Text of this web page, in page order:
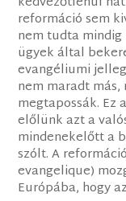
reformáció sem
nem tudta
ügyek által
evangéliumi
nem maradt
megtapossák. Ez
előlünk azt a
mindenekelőtt a
szólt. A reformáció
evangelique)
Európába, hogy